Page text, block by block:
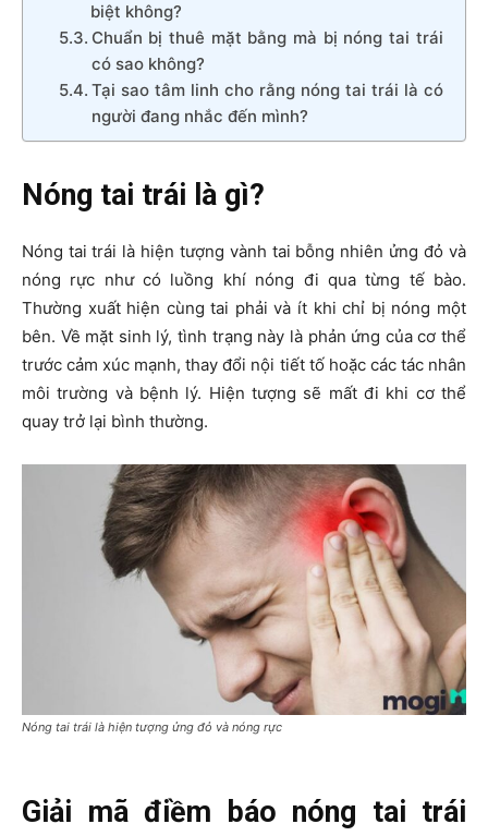
biệt không?
Chuẩn bị thuê mặt bằng mà bị nóng tai trái
có sao không?
Tại sao tâm linh cho rằng nóng tai trái là có
người đang nhắc đến mình?
Nóng tai trái là gì?
Nóng tai trái là hiện tượng vành tai bỗng nhiên ửng đỏ và
nóng rực như có luồng khí nóng đi qua từng tế bào.
Thường xuất hiện cùng tai phải và ít khi chỉ bị nóng một
bên. Về mặt sinh lý, tình trạng này là phản ứng của cơ thể
trước cảm xúc mạnh, thay đổi nội tiết tố hoặc các tác nhân
môi trường và bệnh lý. Hiện tượng sẽ mất đi khi cơ thể
quay trở lại bình thường.
Nóng tai trái là hiện tượng ửng đỏ và nóng rực
Giải mã điềm báo nóng tai trái